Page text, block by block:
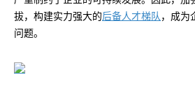
拔，构建实力强大的后备人才梯队，成为
问题。